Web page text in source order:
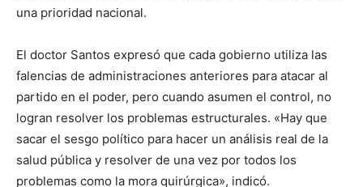
una prioridad nacional.
El doctor Santos expresó que cada gobierno utiliza las
falencias de administraciones anteriores para atacar al
partido en el poder, pero cuando asumen el control, no
logran resolver los problemas estructurales. «Hay que
sacar el sesgo político para hacer un análisis real de la
salud pública y resolver de una vez por todos los
problemas como la mora quirúrgica», indicó.